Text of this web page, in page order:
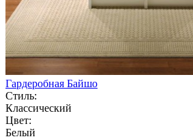
Гардеробная Байшо
Стиль:
Классический
Цвет:
Белый